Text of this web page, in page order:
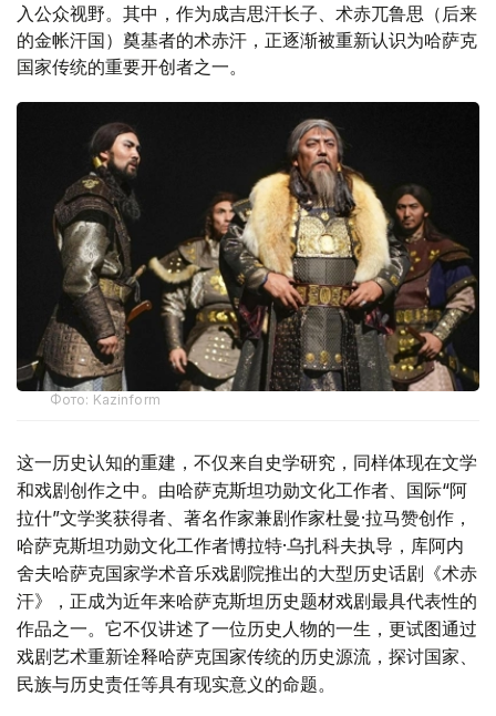
入公众视野。其中，作为成吉思汗长子、术赤兀鲁思（后来
的金帐汗国）奠基者的术赤汗，正逐渐被重新认识为哈萨克
国家传统的重要开创者之一。
Фото: Kazinform
这一历史认知的重建，不仅来自史学研究，同样体现在文学
和戏剧创作之中。由哈萨克斯坦功勋文化工作者、国际“阿
拉什”文学奖获得者、著名作家兼剧作家杜曼·拉马赞创作，
哈萨克斯坦功勋文化工作者博拉特·乌扎科夫执导，库阿内
舍夫哈萨克国家学术音乐戏剧院推出的大型历史话剧《术赤
汗》，正成为近年来哈萨克斯坦历史题材戏剧最具代表性的
作品之一。它不仅讲述了一位历史人物的一生，更试图通过
戏剧艺术重新诠释哈萨克国家传统的历史源流，探讨国家、
民族与历史责任等具有现实意义的命题。